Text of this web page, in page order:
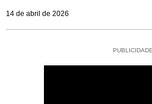
14 de abril de 2026